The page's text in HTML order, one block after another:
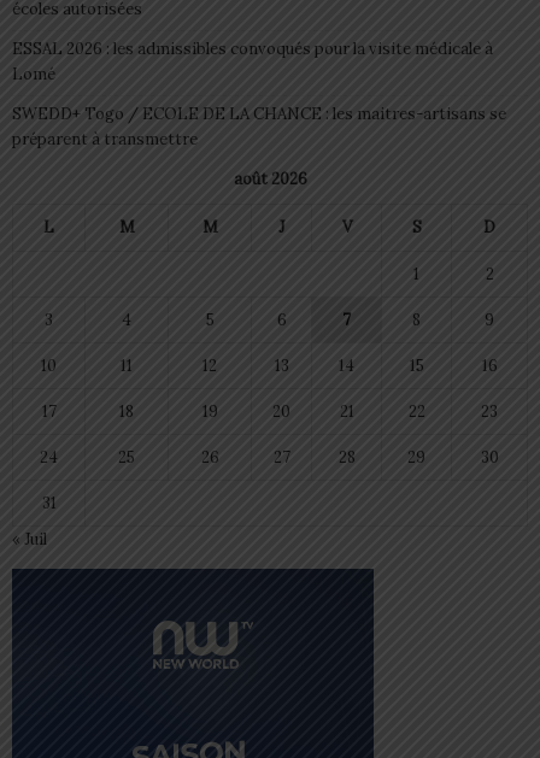
écoles autorisées
ESSAL 2026 : les admissibles convoqués pour la visite médicale à
Lomé
SWEDD+ Togo / ECOLE DE LA CHANCE : les maitres-artisans se
préparent à transmettre
août 2026
L M M J V S D
1 2
3 4 5 6 7 8 9
10 11 12 13 14 15 16
17 18 19 20 21 22 23
24 25 26 27 28 29 30
31
« Juil